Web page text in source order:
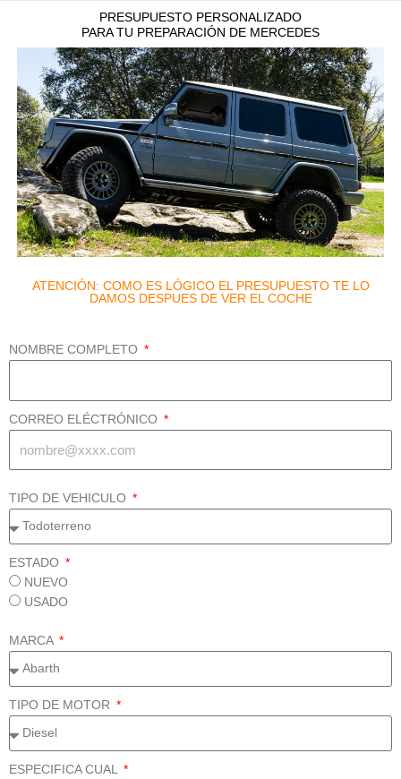
PRESUPUESTO PERSONALIZADO
PARA TU PREPARACIÓN DE MERCEDES
ATENCIÓN: COMO ES LÓGICO EL PRESUPUESTO TE LO
DAMOS DESPUES DE VER EL COCHE
NOMBRE COMPLETO
CORREO ELÉCTRÓNICO
TIPO DE VEHICULO
ESTADO
NUEVO
USADO
MARCA
TIPO DE MOTOR
ESPECIFICA CUAL